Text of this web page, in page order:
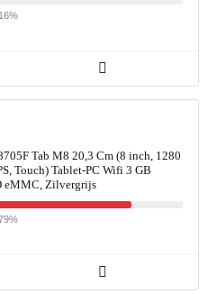
Tab M8 20,3 Cm (8 inch, 1280
Touch) Tablet-PC Wifi 3 GB
eMMC, Zilvergrijs